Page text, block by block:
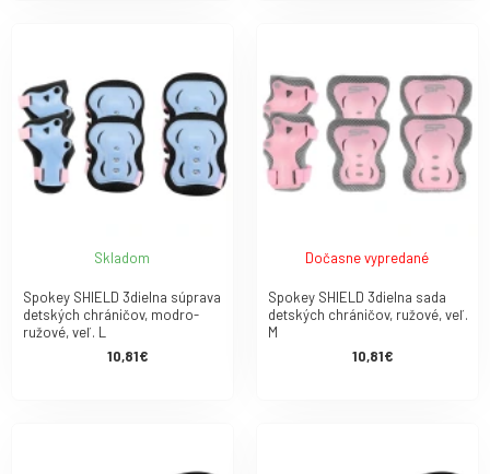
Skladom
Spokey SHIELD 3dielna súprava
detských chráničov, modro-
ružové, veľ. L
10,81€
Dočasne vypredané
Spokey SHIELD 3dielna sada
detských chráničov, ružové, veľ.
M
10,81€